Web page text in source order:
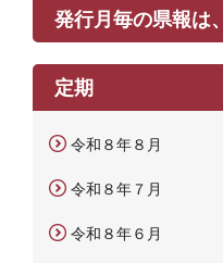
発行月毎の県報
定期
令和８年８月
令和８年７月
令和８年６月